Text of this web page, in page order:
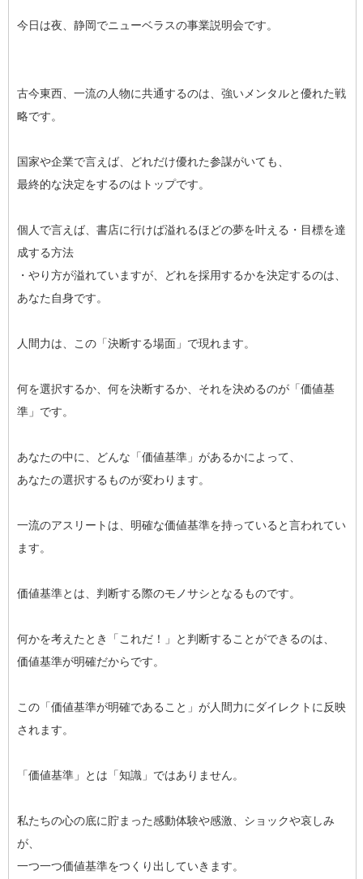
今日は夜、静岡でニューベラスの事業説明会です。
古今東西、一流の人物に共通するのは、強いメンタルと優れた戦
略です。
国家や企業で言えば、どれだけ優れた参謀がいても、
最終的な決定をするのはトップです。
個人で言えば、書店に行けば溢れるほどの夢を叶える・目標を達
成する方法
・やり方が溢れていますが、どれを採用するかを決定するのは、
あなた自身です。
人間力は、この「決断する場面」で現れます。
何を選択するか、何を決断するか、それを決めるのが「価値基
準」です。
あなたの中に、どんな「価値基準」があるかによって、
あなたの選択するものが変わります。
一流のアスリートは、明確な価値基準を持っていると言われてい
ます。
価値基準とは、判断する際のモノサシとなるものです。
何かを考えたとき「これだ！」と判断することができるのは、
価値基準が明確だからです。
この「価値基準が明確であること」が人間力にダイレクトに反映
されます。
「価値基準」とは「知識」ではありません。
私たちの心の底に貯まった感動体験や感激、ショックや哀しみ
が、
一つ一つ価値基準をつくり出していきます。